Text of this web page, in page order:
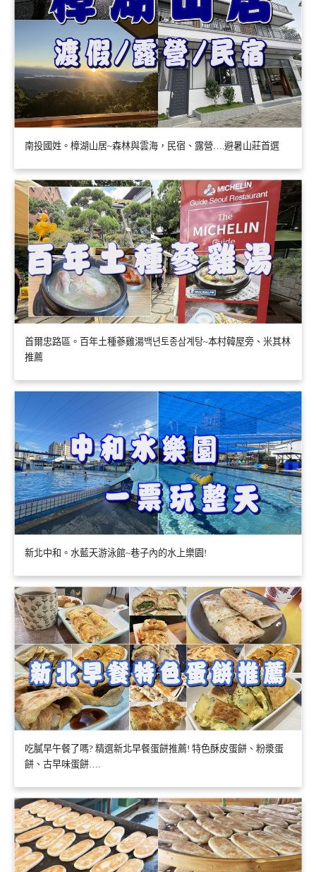
南投國姓。樟湖山居~森林與雲海，民宿、露營….避暑山莊首選
首爾忠路區。百年土種蔘雞湯백년토종삼계탕~本村韓屋旁、米其林
推薦
新北中和。水藍天游泳館~巷子內的水上樂園!
吃膩早午餐了嗎? 精選新北早餐蛋餅推薦! 特色酥皮蛋餅、粉漿蛋
餅、古早味蛋餅….